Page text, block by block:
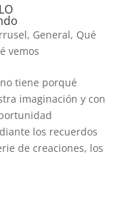
, General, Qué
vemos
tiene porqué
imaginación y con
los recuerdos
de creaciones, los